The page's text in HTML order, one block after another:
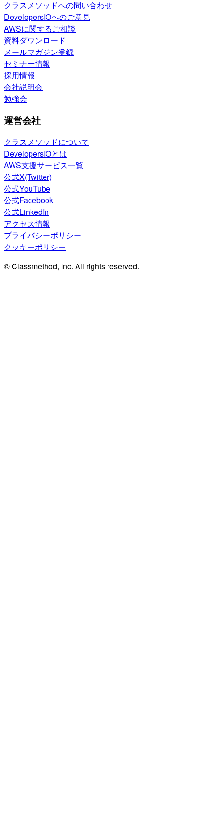
クラスメソッドへの問い合わせ
DevelopersIOへのご意見
AWSに関するご相談
資料ダウンロード
メールマガジン登録
セミナー情報
採用情報
会社説明会
勉強会
運営会社
クラスメソッドについて
DevelopersIOとは
AWS支援サービス一覧
公式X(Twitter)
公式YouTube
公式Facebook
公式LinkedIn
アクセス情報
プライバシーポリシー
クッキーポリシー
© Classmethod, Inc. All rights reserved.